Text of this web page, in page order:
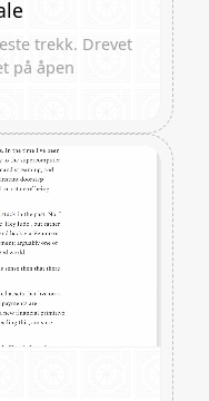
trekk. Drevet
på åpen